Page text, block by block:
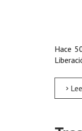
Hace
Leer más: